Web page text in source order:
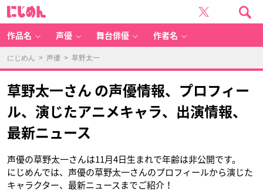
作品名 声優 舞台俳優 作者名
にじめん > 声優 > 草野太一
草野太一さん の声優情報、プロフィー
ル、演じたアニメキャラ、出演情報、
最新ニュース
声優の草野太一さんは11月4日生まれで年齢は非公開です。
にじめんでは、声優の草野太一さんのプロフィールから演じた
キャラクター、最新ニュースまでご紹介！